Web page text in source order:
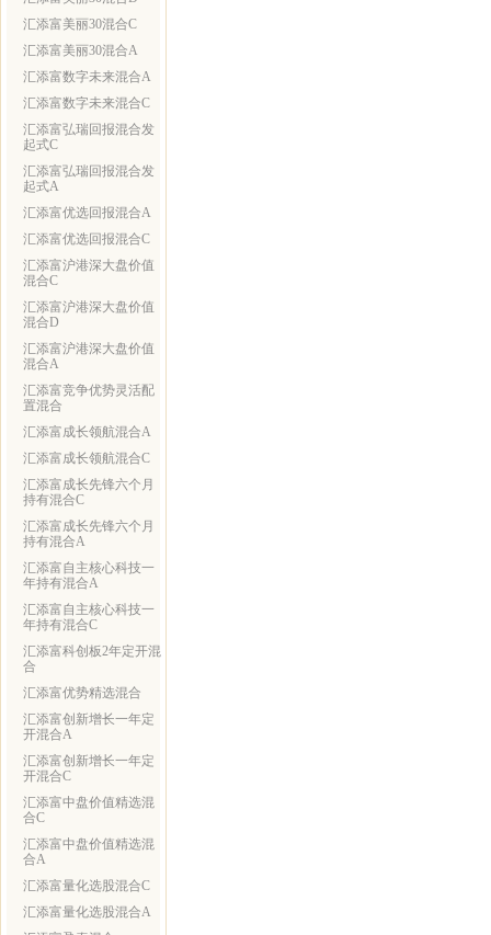
汇添富美丽30混合C
汇添富美丽30混合A
汇添富数字未来混合A
汇添富数字未来混合C
汇添富弘瑞回报混合发
起式C
汇添富弘瑞回报混合发
起式A
汇添富优选回报混合A
汇添富优选回报混合C
汇添富沪港深大盘价值
混合C
汇添富沪港深大盘价值
混合D
汇添富沪港深大盘价值
混合A
汇添富竞争优势灵活配
置混合
汇添富成长领航混合A
汇添富成长领航混合C
汇添富成长先锋六个月
持有混合C
汇添富成长先锋六个月
持有混合A
汇添富自主核心科技一
年持有混合A
汇添富自主核心科技一
年持有混合C
汇添富科创板2年定开混
合
汇添富优势精选混合
汇添富创新增长一年定
开混合A
汇添富创新增长一年定
开混合C
汇添富中盘价值精选混
合C
汇添富中盘价值精选混
合A
汇添富量化选股混合C
汇添富量化选股混合A